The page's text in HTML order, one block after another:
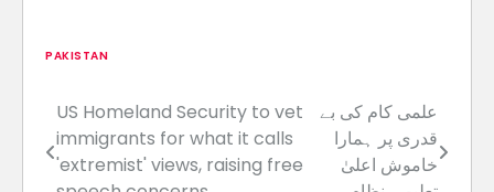
PAKISTAN
Post
navigation
US Homeland ​Security to vet
immigrants for what it calls
'extremist' views, raising free
علمی کام کی بے
قدری پر ہمارا
خاموش اعلیٰ